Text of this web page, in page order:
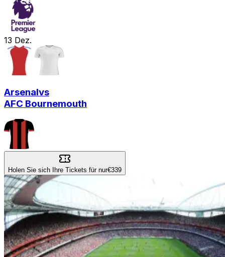
13 Dez.
Arsenalvs
AFC Bournemouth
Holen Sie sich Ihre Tickets für nur€339